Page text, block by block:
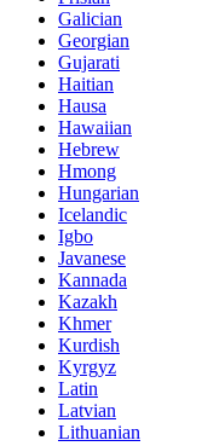
Galician
Georgian
Gujarati
Haitian
Hausa
Hawaiian
Hebrew
Hmong
Hungarian
Icelandic
Igbo
Javanese
Kannada
Kazakh
Khmer
Kurdish
Kyrgyz
Latin
Latvian
Lithuanian